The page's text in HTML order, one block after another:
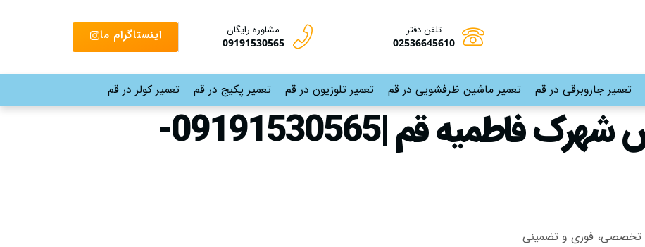
تلفن دفتر
02536645610
مشاوره رایگان
09191530565 اینستاگرام ما
تعمیر جاروبرقی در قم تعمیر ماشین ظرفشویی در قم تعمیر تلوزیون در قم تعمیر پکیج در قم تعمیر کولر در قم
تعمیرات پکیج بوش شهرک فاطمیه قم |09191530565-
تخصصی، فوری و تضمینی